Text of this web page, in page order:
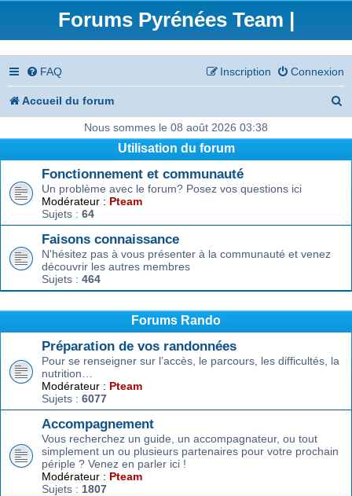
Forums Pyrénées Team |
FAQ Connexion
Inscription
Accueil du forum
e
Nous sommes le 08 août 2026 03:38
Utilisation du forum
Fonctionnement et communauté
Un problème avec le forum? Posez vos questions ici
Modérateur : Pteam
Sujets : 64
Faisons connaissance
N'hésitez pas à vous présenter à la communauté et venez
découvrir les autres membres
Sujets : 464
Forums Rando
Préparation de vos randonnées
Pour se renseigner sur l’accès, le parcours, les difficultés, la
nutrition…
Modérateur : Pteam
Sujets : 6077
Accompagnement
Vous recherchez un guide, un accompagnateur, ou tout
simplement un ou plusieurs partenaires pour votre prochain
périple ? Venez en parler ici !
Modérateur : Pteam
Sujets : 1807